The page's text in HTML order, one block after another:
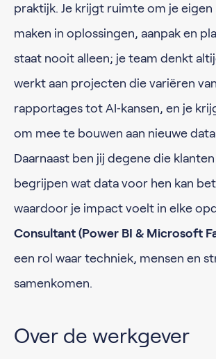
praktijk. Je krijgt ruimte om je eigen
maken in oplossingen, aanpak en
staat nooit alleen; je team denkt
werkt aan projecten die variëren
rapportages tot AI‑kansen, en je
om mee te bouwen aan nieuwe
Daarnaast ben jij degene die
begrijpen wat data voor hen kan
waardoor je impact voelt in elke
Consultant (Power BI & Microsoft
een rol waar techniek, mensen en
samenkomen.
Over de werkgever